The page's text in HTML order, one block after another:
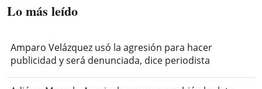
Lo más leído
Amparo Velázquez usó la agresión para hacer
publicidad y será denunciada, dice periodista